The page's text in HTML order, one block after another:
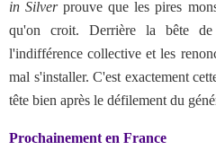
in Silverprouve que les pires
qu'on croit. Derrière la bête
l'indifférence collective et les
mal s'installer. C'est exactement
tête bien après le défilement du
Prochainement en France